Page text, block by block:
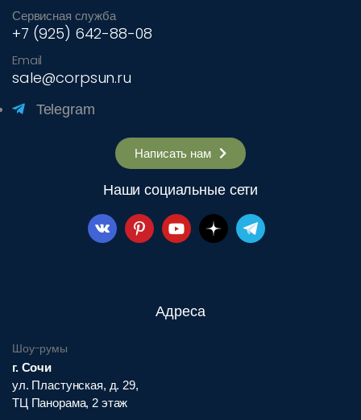
Адреса
Шоу-румы
г. Сочи
ул. Пластунская, д. 29,
ТЦ Панорама, 2 этаж
Сервисная служба
+7 (925) 642-88-08
Email
sale@corpsun.ru
Telegram
Написать нам
Наши социальные сети